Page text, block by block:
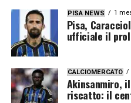
PISA NEWS 1
Pisa,
ufficiale il
CALCIOMERCATO
Akinsanmiro,
riscatto: il